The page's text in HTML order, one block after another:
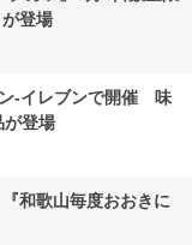
登場
-イレブンで開催 味
が登場
和歌山毎度おおきに